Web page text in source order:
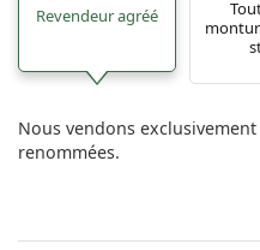
Revendeur agréé
Nous vendons
renommées.